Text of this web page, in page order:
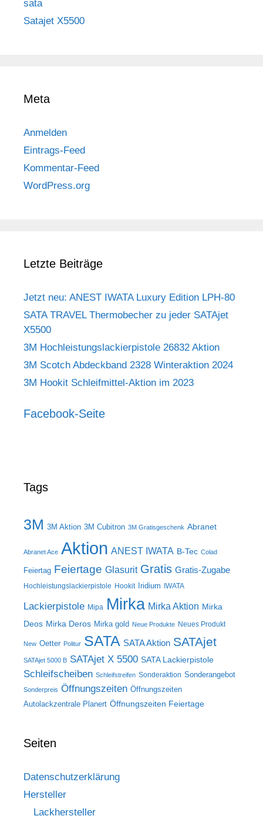
sata
Satajet X5500
Meta
Anmelden
Eintrags-Feed
Kommentar-Feed
WordPress.org
Letzte Beiträge
Jetzt neu: ANEST IWATA Luxury Edition LPH-80
SATA TRAVEL Thermobecher zu jeder SATAjet
X5500
3M Hochleistungslackierpistole 26832 Aktion
3M Scotch Abdeckband 2328 Winteraktion 2024
3M Hookit Schleifmittel-Aktion im 2023
Facebook-Seite
Tags
3M 3M Aktion 3M Cubitron 3M Gratisgeschenk Abranet
Abranet Ace Aktion ANEST IWATA B-Tec Colad
Feiertag Feiertage Glasurit Gratis Gratis-Zugabe
Hochleistungslackierpistole Hookit Iridium IWATA
Lackierpistole Mipa Mirka Mirka Aktion Mirka
Deos Mirka Deros Mirka gold Neue Produkte Neues Produkt
New Oetter Politur SATA SATA Aktion SATAjet
SATAjet 5000 B SATAjet X 5500 SATA Lackierpistole
Schleifscheiben Schleifstreifen Sonderaktion Sonderangebot
Sonderpreis Öffnungszeiten Öffnungszeiten
Autolackzentrale Planert Öffnungszeiten Feiertage
Seiten
Datenschutzerklärung
Hersteller
Lackhersteller